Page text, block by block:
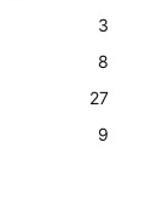
3
8
27
9